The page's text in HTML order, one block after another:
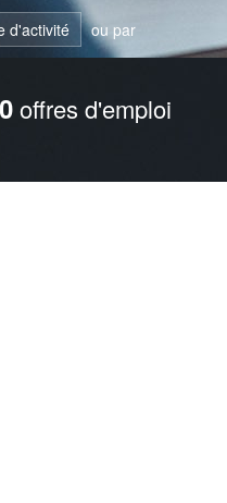
d'activité
ou par
offres d'emploi